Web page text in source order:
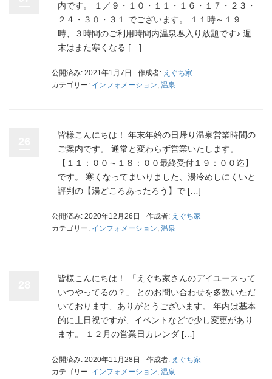
内です。 １／９・１０・１１・１６・１７・２３・
２４・３０・３１ でございます。 １１時～１９
時、３時間のご利用時間内温泉♨入り放題です♪ 週
末はまた寒くなる […]
公開済み: 2021年1月7日 作成者: えぐち家
カテゴリー: インフォメーション, 温泉
皆様こんにちは！ 年末年始の日帰り温泉営業時間の
ご案内です。 通常と変わらず営業いたします。
【１１：００～１８：００最終受付１９：００迄】
です。 寒くなってまいりました、湯冷めしにくいと
評判の【湯どころあったろう】で […]
公開済み: 2020年12月26日 作成者: えぐち家
カテゴリー: インフォメーション, 温泉
皆様こんにちは！ 「えぐち家さんのデイユースって
いつやってるの？」 とのお問い合わせを多数いただ
いております、ありがとうございます。 年内は基本
的に土日祝ですが、イベントなどで少し変更があり
ます。 １２月の営業日カレンダ […]
公開済み: 2020年11月28日 作成者: えぐち家
カテゴリー: インフォメーション, 温泉